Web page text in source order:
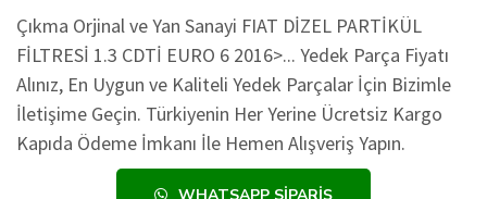
Çıkma Orjinal ve Yan Sanayi FIAT DİZEL PARTİKÜL
FİLTRESİ 1.3 CDTİ EURO 6 2016>... Yedek Parça Fiyatı
Alınız, En Uygun ve Kaliteli Yedek Parçalar İçin Bizimle
İletişime Geçin. Türkiyenin Her Yerine Ücretsiz Kargo
Kapıda Ödeme İmkanı İle Hemen Alışveriş Yapın.